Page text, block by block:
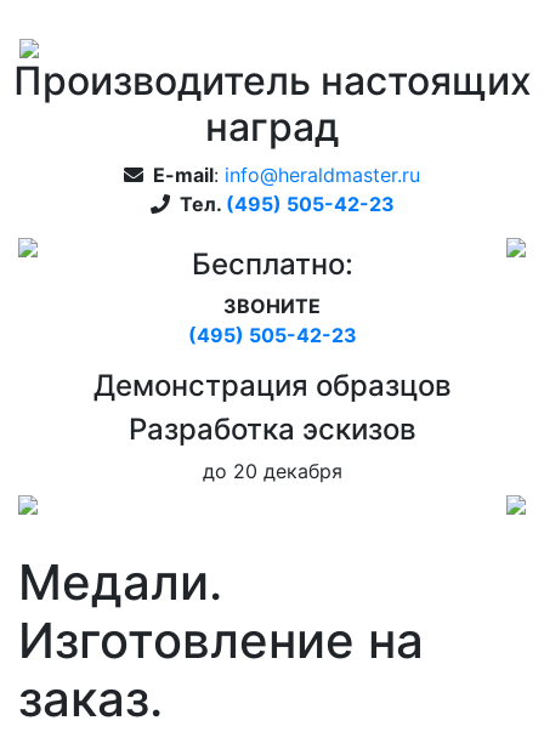
Производитель настоящих
наград
E-mail: info@heraldmaster.ru
Тел. (495) 505-42-23
Бесплатно:
ЗВОНИТЕ
(495) 505-42-23
Дeмонстрация образцов
Pазработка эскизов
до 20 декабря
Медали.
Изготовление на
заказ.